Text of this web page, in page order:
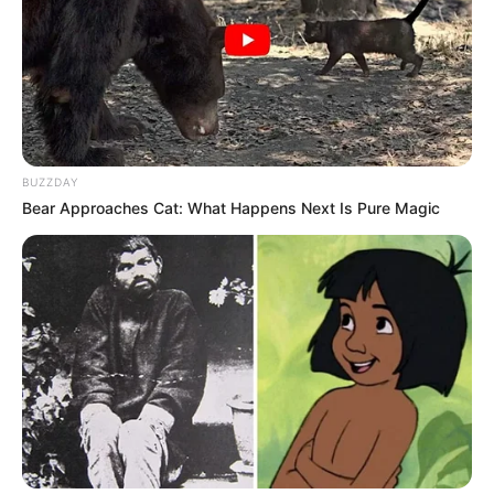
TRINITY COLLEGE (12)
Il a manqué de peu dans une Listed mais semble limité
face à cette opposition.
Entraîné par O’Brien, il ne fait pourtant pas partie de ses
meilleurs espoirs.
Il aura besoin de circonstances très favorables pour briller.
Un pari risqué pour les amateurs d’exploits improbables.
En bout de piste logique.
AZIMPOUR (1)
Devancé par Cualificar, il a ensuite déçu dans une Listed.
Son jockey préféré en a choisi un autre, ce qui n’est jamais
bon signe.
Même avec la corde 1, il semble inférieur à plusieurs
rivaux.
Il devra montrer un tout autre visage pour espérer mieux.
Difficile à recommander.
BUZZDAY
Bear Approaches Cat: What Happens Next Is Pure Magic